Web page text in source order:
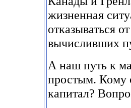
жизненная
отказываться
вычисливших
А наш путь к
простым. Кому
капитал?